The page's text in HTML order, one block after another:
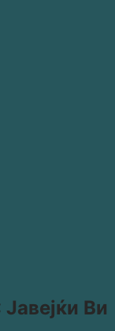
Ви